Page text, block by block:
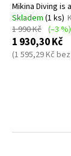
Mikina Diving is
Skladem (1 ks)
1 990 Kč (–3 %)
1 930,30 Kč
(1 595,29 Kč bez